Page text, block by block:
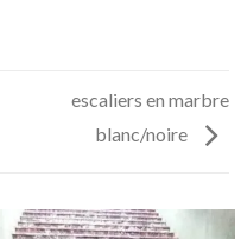
escaliers en marbre
blanc/noire